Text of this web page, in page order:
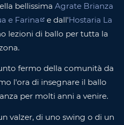
bellissima Agrate Brianza
e Farina e dall'Hostaria La
lezioni di ballo per tutta la
fermo della comunità da
l'ora di insegnare il ballo
per molti anni a venire.
valzer, di uno swing o di un